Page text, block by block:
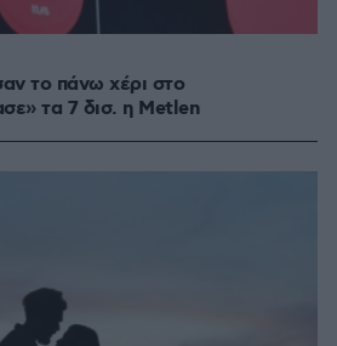
το πάνω χέρι στο
τα 7 δισ. η Metlen